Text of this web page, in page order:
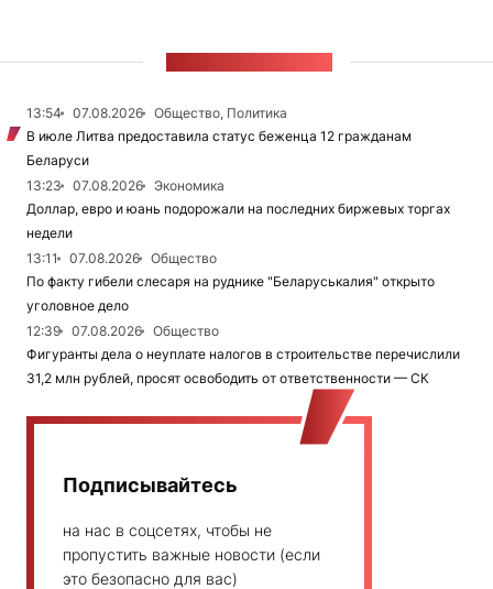
13:54 07.08.2026
Общество, Политика
В июле Литва предоставила статус беженца 12 гражданам
Беларуси
13:23
07.08.2026
Экономика
Доллар, евро и юань подорожали на последних биржевых торгах
недели
13:11
07.08.2026
Общество
По факту гибели слесаря на руднике "Беларуськалия" открыто
уголовное дело
12:39
07.08.2026
Общество
Фигуранты дела о неуплате налогов в строительстве перечислили
31,2 млн рублей, просят освободить от ответственности — СК
Подписывайтесь
на нас в соцсетях, чтобы не
пропустить важные новости (если
это безопасно для вас)